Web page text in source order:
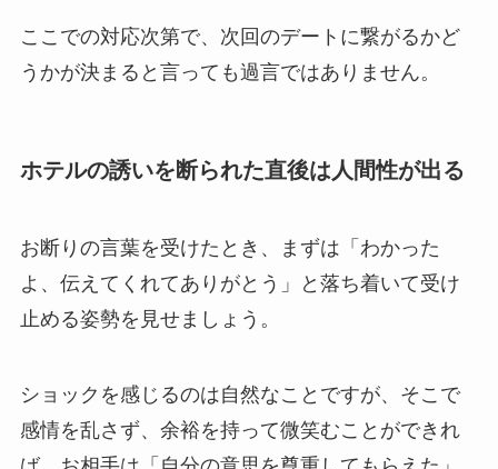
ここでの対応次第で、次回のデートに繋がるかど
うかが決まると言っても過言ではありません。
ホテルの誘いを断られた直後は人間性が出る
お断りの言葉を受けたとき、まずは「わかった
よ、伝えてくれてありがとう」と落ち着いて受け
止める姿勢を見せましょう。
ショックを感じるのは自然なことですが、そこで
感情を乱さず、余裕を持って微笑むことができれ